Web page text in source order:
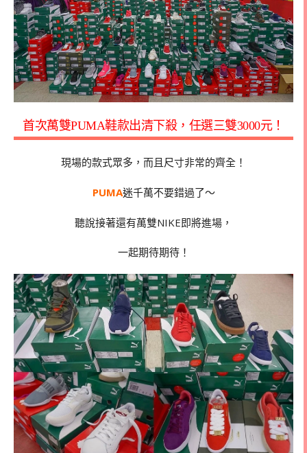
首次萬雙PUMA鞋款出清下殺，任選三雙3000元！
現場的款式眾多，而且尺寸非常的齊全！
PUMA迷千萬不要錯過了～
聽說接著還有萬雙NIKE即將進場，
一起期待期待！